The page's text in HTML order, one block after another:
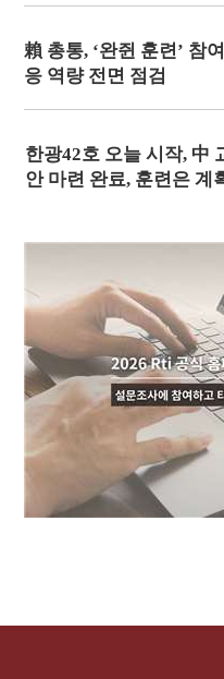
賴 총통, ‘완쥔 훈련’ 참
응 역량 전면 점검
한광42호 오늘 시작, 中
안 마련 완료, 훈련은 계